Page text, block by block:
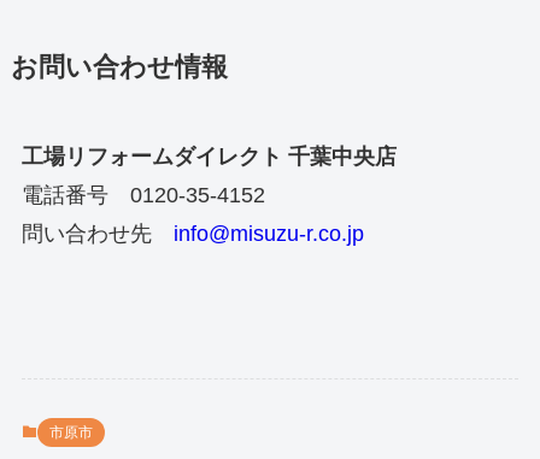
お問い合わせ情報
工場リフォームダイレクト 千葉中央店
電話番号 0120-35-4152
問い合わせ先 info@misuzu-r.co.jp
市原市